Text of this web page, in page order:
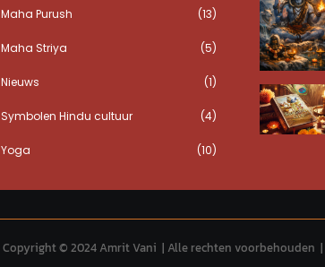
Maha Purush (13)
Maha Striya (5)
Nieuws (1)
Symbolen Hindu cultuur (4)
Yoga (10)
Copyright © 2024 Amrit Vani | Alle rechten voorbehouden |